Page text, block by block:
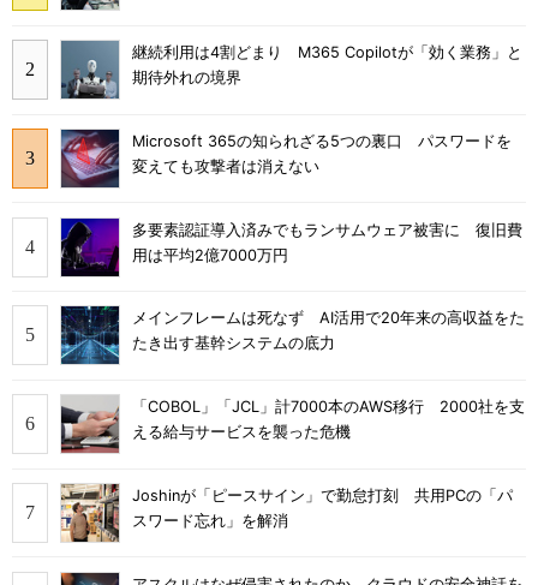
継続利用は4割どまり M365 Copilotが「効く業務」と
期待外れの境界
Microsoft 365の知られざる5つの裏口 パスワードを
変えても攻撃者は消えない
多要素認証導入済みでもランサムウェア被害に 復旧費
用は平均2億7000万円
メインフレームは死なず AI活用で20年来の高収益をた
たき出す基幹システムの底力
「COBOL」「JCL」計7000本のAWS移行 2000社を支
える給与サービスを襲った危機
Joshinが「ピースサイン」で勤怠打刻 共用PCの「パ
スワード忘れ」を解消